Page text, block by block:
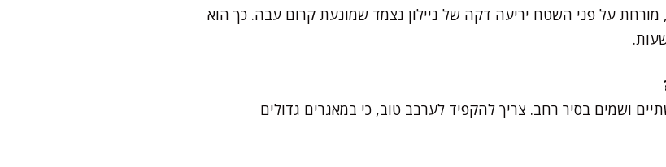
מורחת על פני השטח יריעה דקה של ניילון נצמד שמונעת קרום עבה. כך הוא
ושמים בסיר רחב. צריך להקפיד לערבב טוב, כי במאגרים גדולים